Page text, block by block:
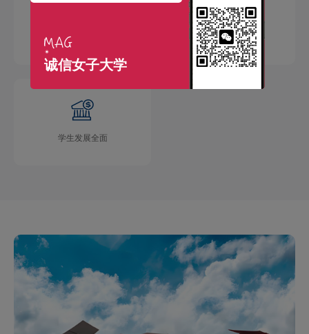
国际交流广泛 学术成果丰硕
学生发展全面
诚信女子大学